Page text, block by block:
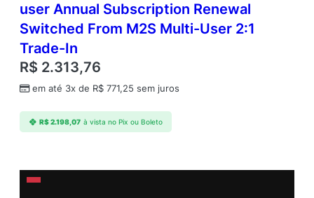
user Annual Subscription Renewal
Switched From M2S Multi-User 2:1
Trade-In
R$ 2.313,76
em até 3x de R$ 771,25 sem juros
R$2.198,07 à vista no Pix ou Boleto